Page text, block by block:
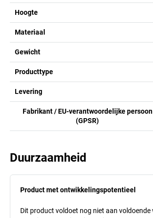
Hoogte
Materiaal
Gewicht
Producttype
Levering
Fabrikant / EU-verantwoordelijke persoon
(GPSR)
Duurzaamheid
Product met ontwikkelingspotentieel
Dit product voldoet nog niet aan